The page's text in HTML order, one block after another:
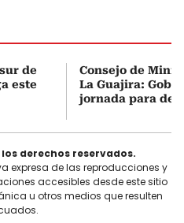
de
este
Consejo de
La Guajira:
jornada para
los derechos reservados.
expresa de las reproducciones y
accesibles desde este sitio
u otros medios que resulten